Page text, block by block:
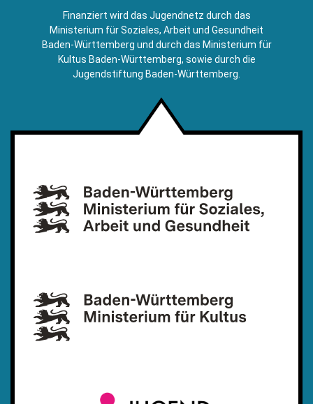
Mail)
Finanziert wird das Jugendnetz durch das
Ministerium für Soziales, Arbeit und Gesundheit
Baden-Württemberg und durch das Ministerium für
Kultus Baden-Württemberg, sowie durch die
Jugendstiftung Baden-Württemberg.